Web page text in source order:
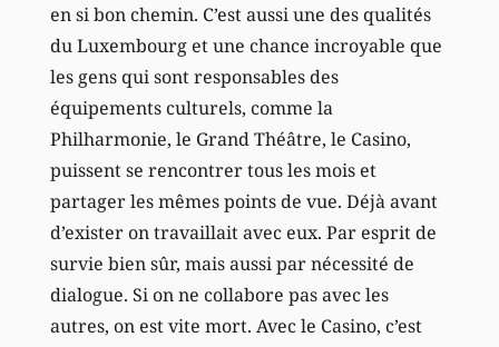
en si bon chemin. C’est aussi une des qualités
du Luxembourg et une chance incroyable que
les gens qui sont responsables des
équipements culturels, comme la
Philharmonie, le Grand Théâtre, le Casino,
puissent se rencontrer tous les mois et
partager les mêmes points de vue. Déjà avant
d’exister on travaillait avec eux. Par esprit de
survie bien sûr, mais aussi par nécessité de
dialogue. Si on ne collabore pas avec les
autres, on est vite mort. Avec le Casino, c’est